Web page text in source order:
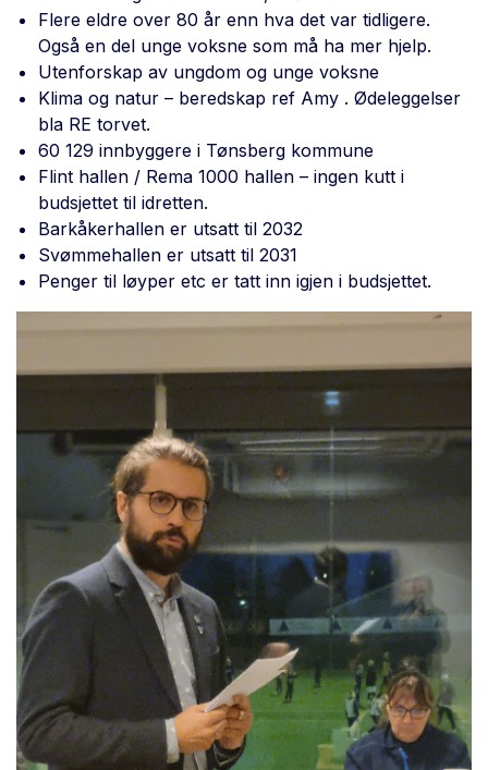
Flere eldre over 80 år enn hva det var tidligere.
Også en del unge voksne som må ha mer hjelp.
Utenforskap av ungdom og unge voksne
Klima og natur – beredskap ref Amy . Ødeleggelser
bla RE torvet.
60 129 innbyggere i Tønsberg kommune
Flint hallen / Rema 1000 hallen – ingen kutt i
budsjettet til idretten.
Barkåkerhallen er utsatt til 2032
Svømmehallen er utsatt til 2031
Penger til løyper etc er tatt inn igjen i budsjettet.